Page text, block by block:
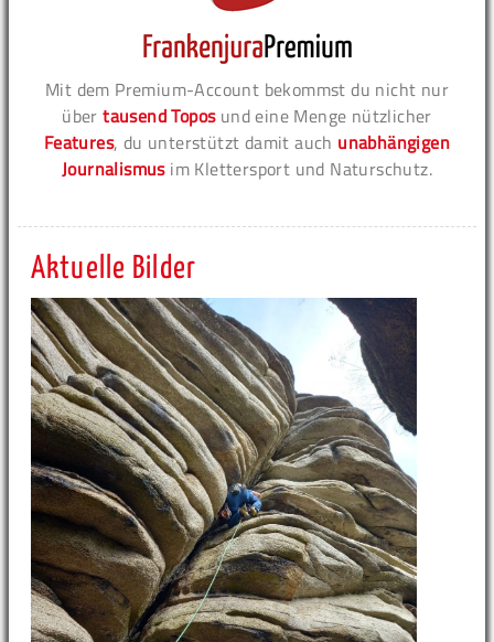
Mit dem Premium-Account bekommst du nicht nur
übertausend Toposund eine Menge nützlicher
Features, du unterstützt damit auch unabhängigen
Journalismusim Klettersport und Naturschutz.
Aktuelle Bilder